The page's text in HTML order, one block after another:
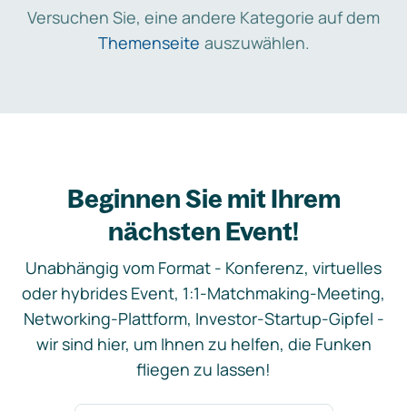
Versuchen Sie, eine andere Kategorie auf dem
Themenseite auszuwählen.
Beginnen Sie mit Ihrem
nächsten Event!
Unabhängig vom Format - Konferenz, virtuelles
oder hybrides Event, 1:1-Matchmaking-Meeting,
Networking-Plattform, Investor-Startup-Gipfel -
wir sind hier, um Ihnen zu helfen, die Funken
fliegen zu lassen!